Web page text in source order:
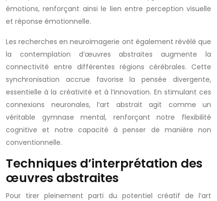
émotions, renforçant ainsi le lien entre perception visuelle
et réponse émotionnelle.
Les recherches en neuroimagerie ont également révélé que
la contemplation d’œuvres abstraites augmente la
connectivité entre différentes régions cérébrales. Cette
synchronisation accrue favorise la pensée divergente,
essentielle à la créativité et à l’innovation. En stimulant ces
connexions neuronales, l’art abstrait agit comme un
véritable gymnase mental, renforçant notre flexibilité
cognitive et notre capacité à penser de manière non
conventionnelle.
Techniques d’interprétation des
œuvres abstraites
Pour tirer pleinement parti du potentiel créatif de l’art